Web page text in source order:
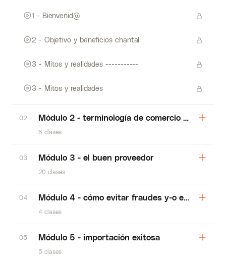
1 - Bienvenid@
2 - Objetivo y beneficios chantal
3 - Mitos y realidades -----------
3 - Mitos y realidades
02 Módulo 2 - terminología de comercio exterior
6 clases
03 Módulo 3 - el buen proveedor
20 clases
04 Módulo 4 - cómo evitar fraudes y-o estafas
4 clases
05 Módulo 5 - importación exitosa
5 clases